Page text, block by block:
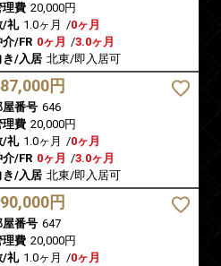
理費 20,000円
/礼 1.0ヶ月 /0ヶ月
介/FR 0ヶ月 /3.0ヶ月
き/入居 北東/即入居可
円
屋番号 646
理費 20,000円
/礼 1.0ヶ月 /0ヶ月
介/FR 0ヶ月 /3.0ヶ月
き/入居 北東/即入居可
円
屋番号 647
理費 20,000円
/礼 1.0ヶ月 /0ヶ月